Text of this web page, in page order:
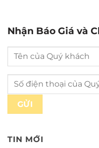
Nhận Báo Giá và
TIN MỚI